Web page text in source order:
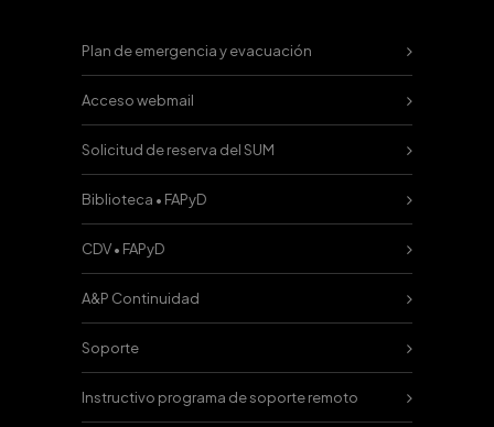
Plan de emergencia y evacuación
Acceso webmail
Solicitud de reserva del SUM
Biblioteca • FAPyD
CDV • FAPyD
A&P Continuidad
Soporte
Instructivo programa de soporte remoto